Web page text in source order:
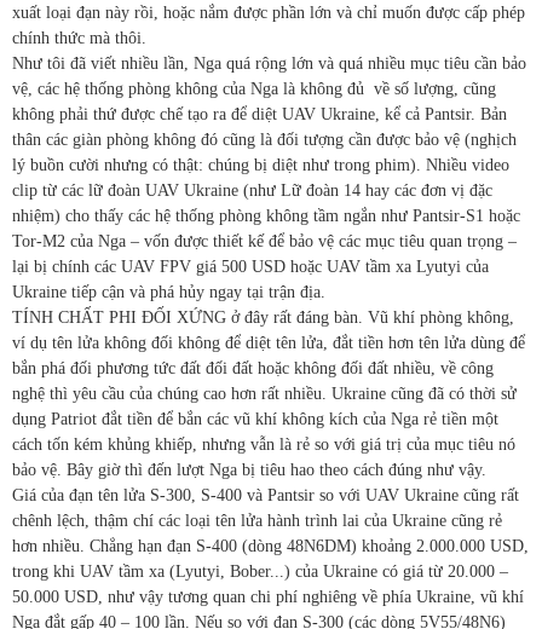
xuất loại đạn này rồi, hoặc nắm được phần lớn và chỉ muốn được cấp phép
chính thức mà thôi.
Như tôi đã viết nhiều lần, Nga quá rộng lớn và quá nhiều mục tiêu cần bảo
vệ, các hệ thống phòng không của Nga là không đủ về số lượng, cũng
không phải thứ được chế tạo ra để diệt UAV Ukraine, kể cả Pantsir. Bản
thân các giàn phòng không đó cũng là đối tượng cần được bảo vệ (nghịch
lý buồn cười nhưng có thật: chúng bị diệt như trong phim). Nhiều video
clip từ các lữ đoàn UAV Ukraine (như Lữ đoàn 14 hay các đơn vị đặc
nhiệm) cho thấy các hệ thống phòng không tầm ngắn như Pantsir-S1 hoặc
Tor-M2 của Nga – vốn được thiết kế để bảo vệ các mục tiêu quan trọng –
lại bị chính các UAV FPV giá 500 USD hoặc UAV tầm xa Lyutyi của
Ukraine tiếp cận và phá hủy ngay tại trận địa.
TÍNH CHẤT PHI ĐỐI XỨNG ở đây rất đáng bàn. Vũ khí phòng không,
ví dụ tên lửa không đối không để diệt tên lửa, đắt tiền hơn tên lửa dùng để
bắn phá đối phương tức đất đối đất hoặc không đối đất nhiều, về công
nghệ thì yêu cầu của chúng cao hơn rất nhiều. Ukraine cũng đã có thời sử
dụng Patriot đắt tiền để bắn các vũ khí không kích của Nga rẻ tiền một
cách tốn kém khủng khiếp, nhưng vẫn là rẻ so với giá trị của mục tiêu nó
bảo vệ. Bây giờ thì đến lượt Nga bị tiêu hao theo cách đúng như vậy.
Giá của đạn tên lửa S-300, S-400 và Pantsir so với UAV Ukraine cũng rất
chênh lệch, thậm chí các loại tên lửa hành trình lai của Ukraine cũng rẻ
hơn nhiều. Chẳng hạn đạn S-400 (dòng 48N6DM) khoảng 2.000.000 USD,
trong khi UAV tầm xa (Lyutyi, Bober...) của Ukraine có giá từ 20.000 –
50.000 USD, như vậy tương quan chi phí nghiêng về phía Ukraine, vũ khí
Nga đắt gấp 40 – 100 lần. Nếu so với đạn S-300 (các dòng 5V55/48N6)